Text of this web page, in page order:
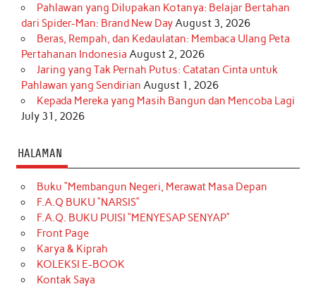
Pahlawan yang Dilupakan Kotanya: Belajar Bertahan
dari Spider-Man: Brand New DayAugust 3, 2026
Beras, Rempah, dan Kedaulatan: Membaca Ulang Peta
Pertahanan Indonesia August 2, 2026
Jaring yang Tak Pernah Putus: Catatan Cinta untuk
Pahlawan yang Sendirian August 1, 2026
Kepada Mereka yang Masih Bangun dan Mencoba Lagi
July 31, 2026
HALAMAN
Buku “Membangun Negeri, Merawat Masa Depan
F.A.Q BUKU “NARSIS”
F.A.Q. BUKU PUISI “MENYESAP SENYAP”
Front Page
Karya & Kiprah
KOLEKSI E-BOOK
Kontak Saya